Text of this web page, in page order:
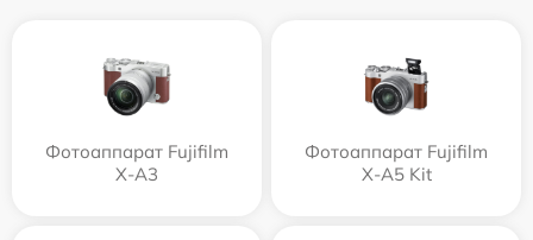
Фотоаппарат Fujifilm
X-A3
Фотоаппарат Fujifilm
X-A5 Kit